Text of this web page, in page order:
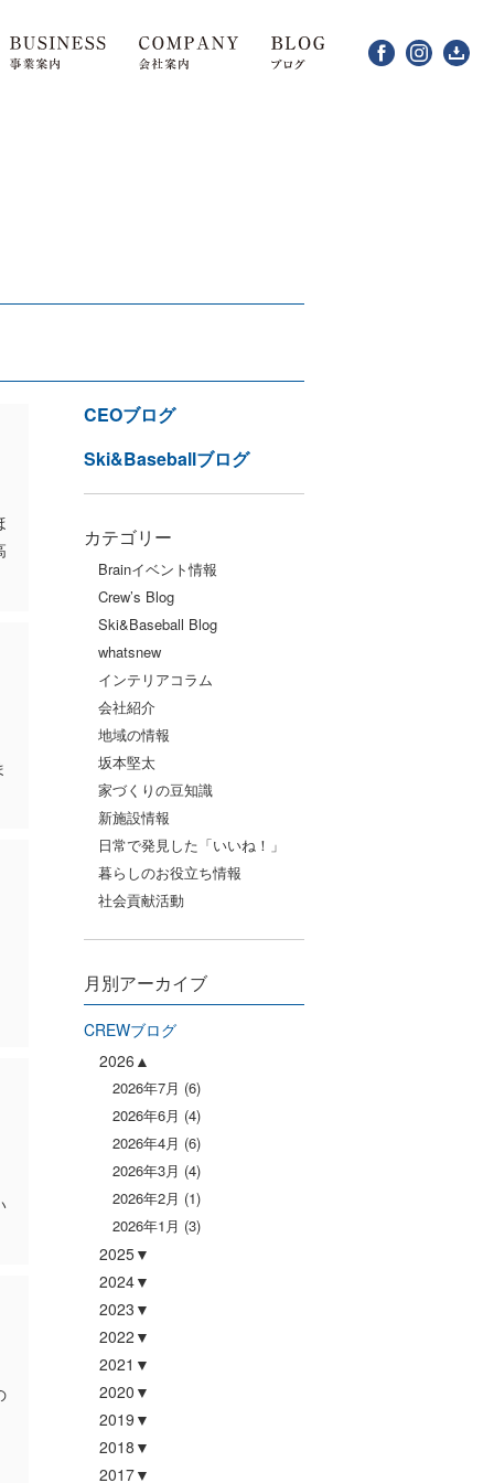
CEOブログ
Ski&Baseballブログ
カテゴリー
Brainイベント情報
Crew’s Blog
Ski&Baseball Blog
whatsnew
インテリアコラム
会社紹介
地域の情報
坂本堅太
家づくりの豆知識
新施設情報
日常で発見した「いいね！」
暮らしのお役立ち情報
社会貢献活動
月別アーカイブ
CREWブログ
2026
2026年7月 (6)
2026年6月 (4)
2026年4月 (6)
2026年3月 (4)
2026年2月 (1)
2026年1月 (3)
2025
2024
2023
2022
2021
2020
2019
2018
2017